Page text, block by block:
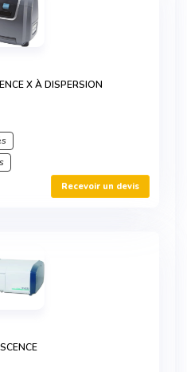
X À DISPERSION
Recevoir un devis